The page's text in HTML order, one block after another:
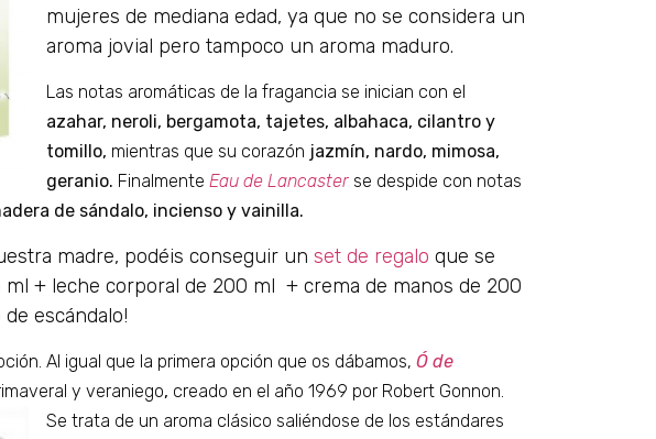
mujeres de mediana edad, ya que no se considera un
aroma jovial pero tampoco un aroma maduro.
Las notas aromáticas de la fragancia se inician con el
azahar, neroli, bergamota, tajetes, albahaca, cilantro y
tomillo, mientras que su corazón jazmín, nardo, mimosa,
geranio. Finalmente Eau de Lancaster se despide con notas
de sándalo, incienso y vainilla.
madre, podéis conseguir un set de regalo que se
ml + leche corporal de 200 ml + crema de manos de 200
escándalo!
Al igual que la primera opción que os dábamos, Ó de
y veraniego, creado en el año 1969 por Robert Gonnon.
Se trata de un aroma clásico saliéndose de los estándares